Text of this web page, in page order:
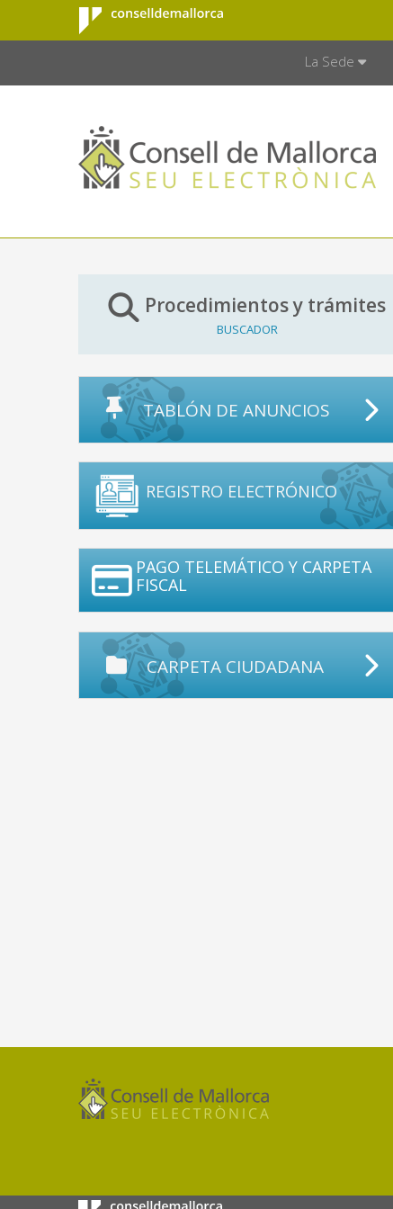
Saltar al contenido principal
Consell de
Mallorca
La Sede
Procedimientos y trámites
BUSCADOR
TABLÓN DE ANUNCIOS
REGISTRO ELECTRÓNICO
PAGO TELEMÁTICO Y CARPETA
FISCAL
CARPETA CIUDADANA